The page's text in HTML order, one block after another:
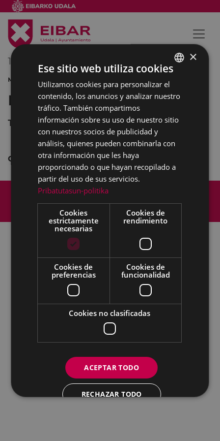
19/05/2013
MÚSICA
Banda de Música CIELITO
Teatro COLISEO
CONCIERTO
Mapa del Sitio
Accesibilidad
Todas las redes sociales del Ayuntamiento
Eibarko Udala - Untzaga plaza, 1 | 20600 Eibar
Tfnoa.: 943 70 84 00 / 010 | Faxa: 943 70 84 16 |
IFZ: P2003100A | DIR3 L01200300
BASQUE
SPANISH
×
Ese sitio web utiliza cookies
Utilizamos cookies para personalizar el
contenido, los anuncios y analizar nuestro
tráfico. También compartimos
información sobre su uso de nuestro sitio
con nuestros socios de publicidad y
análisis, quienes pueden combinarla con
otra información que les haya
proporcionado o que hayan recopilado a
partir del uso de sus servicios.
Pribatutasun-politika
Cookies
estrictamente
necesarias
Cookies de
rendimiento
Cookies de
preferencias
Cookies de
funcionalidad
Cookies no clasificadas
ACEPTAR TODO
RECHAZAR TODO